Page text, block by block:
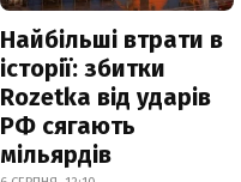
Найбільші втрати в
історії: збитки
Rozetka від ударів
РФ сягають
мільярдів